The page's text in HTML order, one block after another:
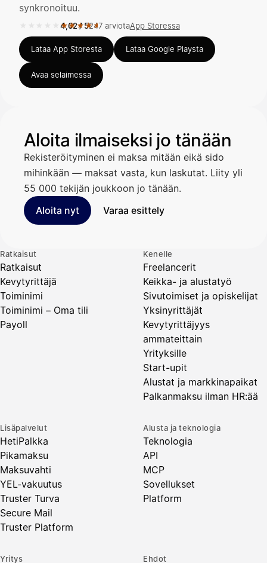
Kirjoita viesti…
synkronoituu.
★★★★★
Arvosana 4,62 / 5 App Storessa, 247 arviota.
4,62/5247 arviotaApp Storessa
Lataa App Storesta Lataa Google Playsta
Avaa selaimessa
Aloita ilmaiseksi jo tänään
Rekisteröityminen ei maksa mitään eikä sido
mihinkään — maksat vasta, kun laskutat. Liity yli
55 000 tekijän joukkoon jo tänään.
Aloita nyt
Varaa esittely
Ratkaisut
Ratkaisut
Kevytyrittäjä
Toiminimi
Toiminimi – Oma tili
Payoll
Kenelle
Freelancerit
Keikka- ja alustatyö
Sivutoimiset ja opiskelijat
Yksinyrittäjät
Kevytyrittäjyys
ammateittain
Yrityksille
Start-upit
Alustat ja markkinapaikat
Palkanmaksu ilman HR:ää
Lisäpalvelut
HetiPalkka
Pikamaksu
Maksuvahti
YEL-vakuutus
Truster Turva
Secure Mail
Truster Platform
Alusta ja teknologia
Teknologia
API
MCP
Sovellukset
Platform
Yritys Ehdot